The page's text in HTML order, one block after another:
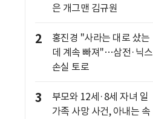
은 개그맨 김규원
2
홍진경 "사라는 대로 샀는
데 계속 빠져"…삼전·닉스
손실 토로
3
부모와 12세·8세 자녀 일
가족 사망 사건, 아내는 속